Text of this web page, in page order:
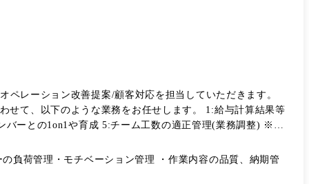
レーション改善提案/顧客対応を担当していただきます。
ネージャー候補として、マネジメント業務にも携わってい
ション管理 ・作業内容の品質、納期管